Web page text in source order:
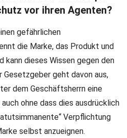
vor ihren Agenten?
gefährlichen
die Marke, das Produkt und
kann dieses Wissen gegen den
Gesetzgeber geht davon aus,
dem Geschäftsherrn eine
ohne dass dies ausdrücklich
Verpflichtung
selbst anzueignen.